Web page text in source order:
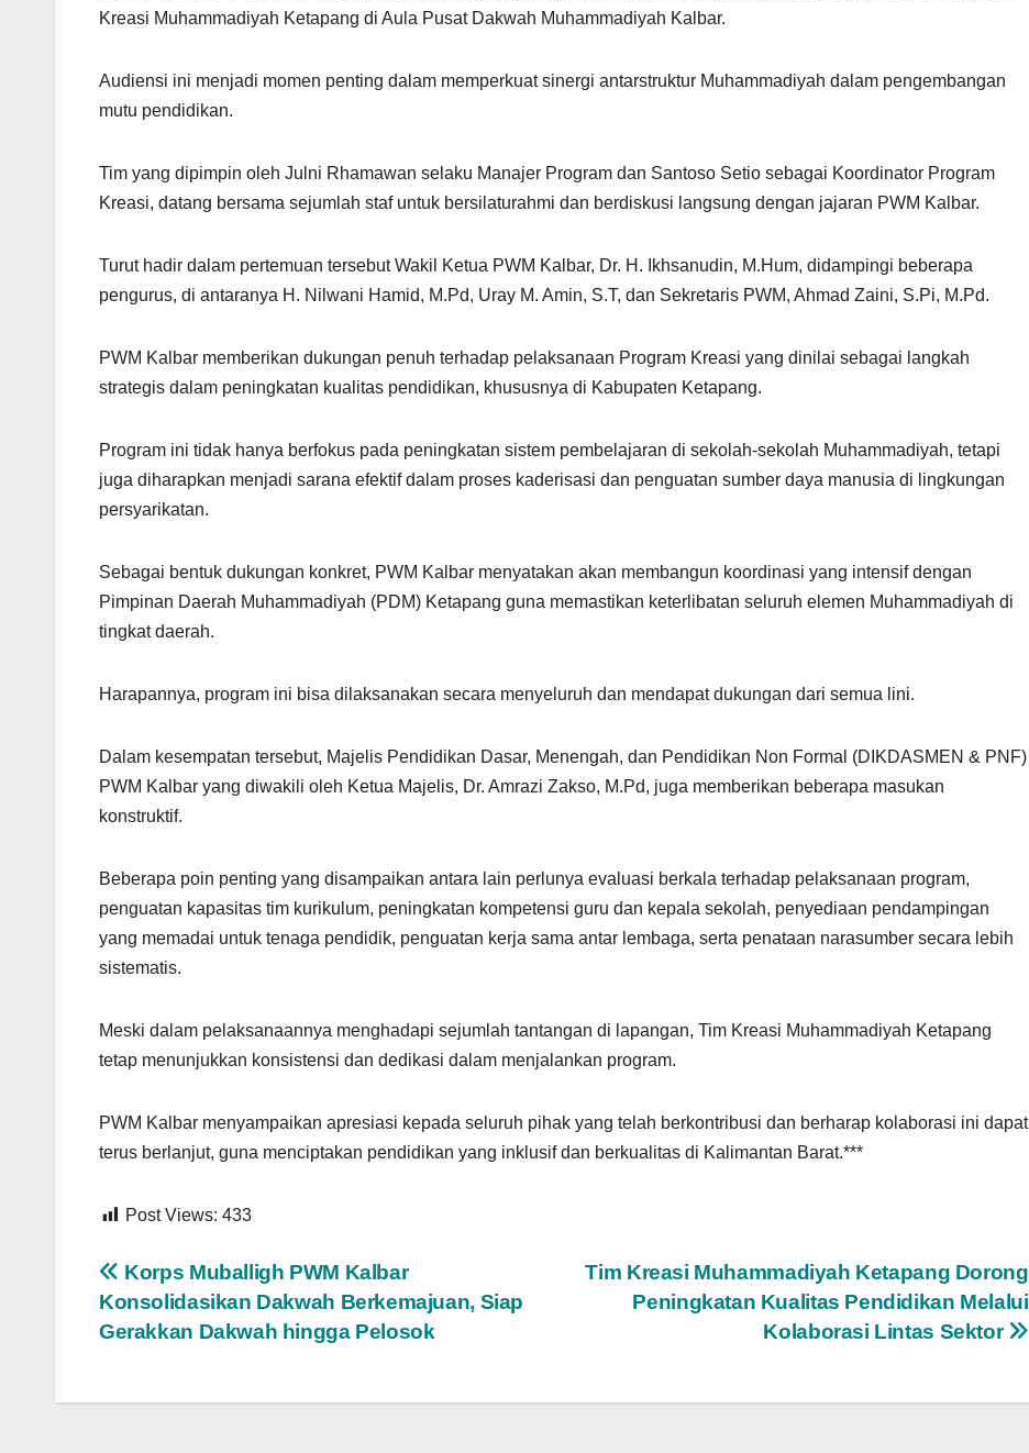
Kreasi Muhammadiyah Ketapang di Aula Pusat Dakwah Muhammadiyah Kalbar.
Audiensi ini menjadi momen penting dalam memperkuat sinergi antarstruktur Muhammadiyah dalam pengembangan
mutu pendidikan.
Tim yang dipimpin oleh Julni Rhamawan selaku Manajer Program dan Santoso Setio sebagai Koordinator Program
Kreasi, datang bersama sejumlah staf untuk bersilaturahmi dan berdiskusi langsung dengan jajaran PWM Kalbar.
Turut hadir dalam pertemuan tersebut Wakil Ketua PWM Kalbar, Dr. H. Ikhsanudin, M.Hum, didampingi beberapa
pengurus, di antaranya H. Nilwani Hamid, M.Pd, Uray M. Amin, S.T, dan Sekretaris PWM, Ahmad Zaini, S.Pi, M.Pd.
PWM Kalbar memberikan dukungan penuh terhadap pelaksanaan Program Kreasi yang dinilai sebagai langkah
strategis dalam peningkatan kualitas pendidikan, khususnya di Kabupaten Ketapang.
Program ini tidak hanya berfokus pada peningkatan sistem pembelajaran di sekolah-sekolah Muhammadiyah, tetapi
juga diharapkan menjadi sarana efektif dalam proses kaderisasi dan penguatan sumber daya manusia di lingkungan
persyarikatan.
Sebagai bentuk dukungan konkret, PWM Kalbar menyatakan akan membangun koordinasi yang intensif dengan
Pimpinan Daerah Muhammadiyah (PDM) Ketapang guna memastikan keterlibatan seluruh elemen Muhammadiyah di
tingkat daerah.
Harapannya, program ini bisa dilaksanakan secara menyeluruh dan mendapat dukungan dari semua lini.
Dalam kesempatan tersebut, Majelis Pendidikan Dasar, Menengah, dan Pendidikan Non Formal (DIKDASMEN & PNF)
PWM Kalbar yang diwakili oleh Ketua Majelis, Dr. Amrazi Zakso, M.Pd, juga memberikan beberapa masukan
konstruktif.
Beberapa poin penting yang disampaikan antara lain perlunya evaluasi berkala terhadap pelaksanaan program,
penguatan kapasitas tim kurikulum, peningkatan kompetensi guru dan kepala sekolah, penyediaan pendampingan
yang memadai untuk tenaga pendidik, penguatan kerja sama antar lembaga, serta penataan narasumber secara lebih
sistematis.
Meski dalam pelaksanaannya menghadapi sejumlah tantangan di lapangan, Tim Kreasi Muhammadiyah Ketapang
tetap menunjukkan konsistensi dan dedikasi dalam menjalankan program.
PWM Kalbar menyampaikan apresiasi kepada seluruh pihak yang telah berkontribusi dan berharap kolaborasi ini dapat
terus berlanjut, guna menciptakan pendidikan yang inklusif dan berkualitas di Kalimantan Barat.***
Post Views: 433
Navigasi
pos
Tim Kreasi Muhammadiyah Ketapang Dorong
Peningkatan Kualitas Pendidikan Melalui
Kolaborasi Lintas Sektor
Korps Muballigh PWM Kalbar
Konsolidasikan Dakwah Berkemajuan, Siap
Gerakkan Dakwah hingga Pelosok